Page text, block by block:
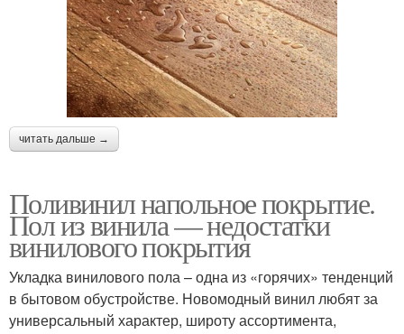
читать дальше →
Поливинил напольное покрытие.
Пол из винила — недостатки
винилового покрытия
Укладка винилового пола – одна из «горячих» тенденций
в бытовом обустройстве. Новомодный винил любят за
универсальный характер, широту ассортимента,